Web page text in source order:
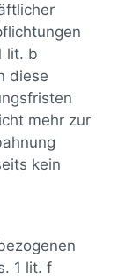
lit. b
diese
mehr zur
kein
1 lit. f